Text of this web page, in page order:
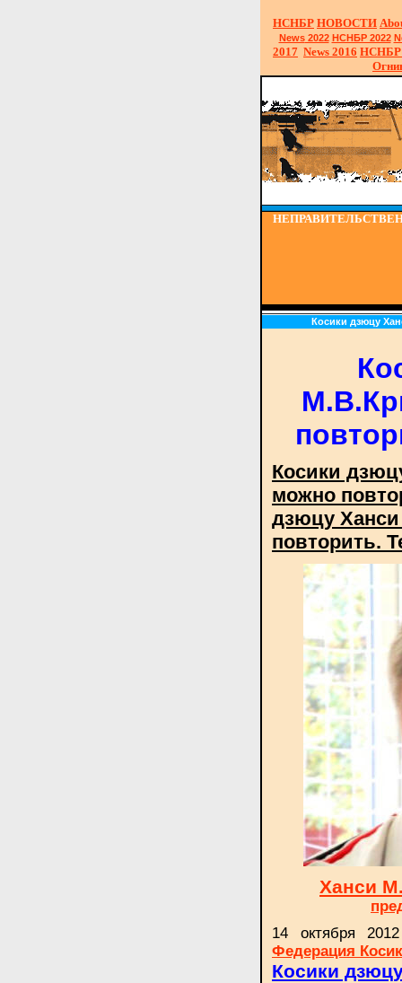
НСНБР НОВОСТИ
News2022 НСНБР 2022
2017 News 2016 НСНБР
Косики дзюцу
Косики
можно
дзюцу
повторить.
Ханси
14 октября
Федерация
Косики